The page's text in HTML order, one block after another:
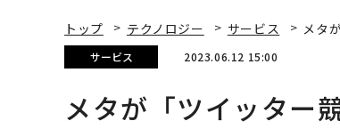
トップ テクノロジー サービス メタ
サービス 2023.06.12 15:00
メタが「ツイッター